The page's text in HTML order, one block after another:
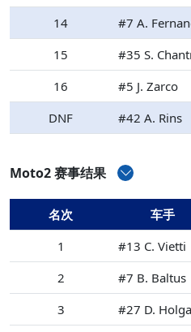
14
#7 A.
15
#35 S.
16
#5 J. Zarco
DNF
#42 A. Rins
Moto2 赛事结果
名次 车手
1
#13 C. Vietti
2
#7 B. Baltus
3
#27 D.